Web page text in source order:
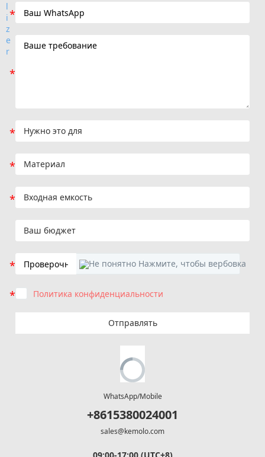
Политика конфиденциальности
Отправлять
WhatsApp/Mobile
+8615380024001
sales@kemolo.com
09:00-17:00 (UTC+8)